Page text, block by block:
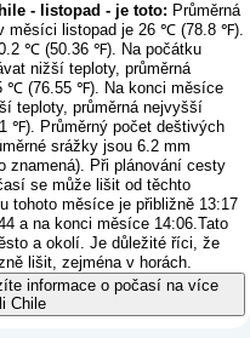
- listopad - je toto: Průměrná
měsíci listopad je 26 ℃ (78.8 ℉).
℃ (50.36 ℉). Na počátku
nižší teploty, průměrná
℃ (76.55 ℉). Na konci měsíce
teploty, průměrná nejvyšší
℉). Průměrný počet deštivých
srážky jsou 6.2 mm
znamená). Při plánování cesty
se může lišit od těchto
tohoto měsíce je přibližně 13:17
a na konci měsíce 14:06.Tato
a okolí. Je důležité říci, že
lišit, zejména v horách.
informace o počasí na více
Chile